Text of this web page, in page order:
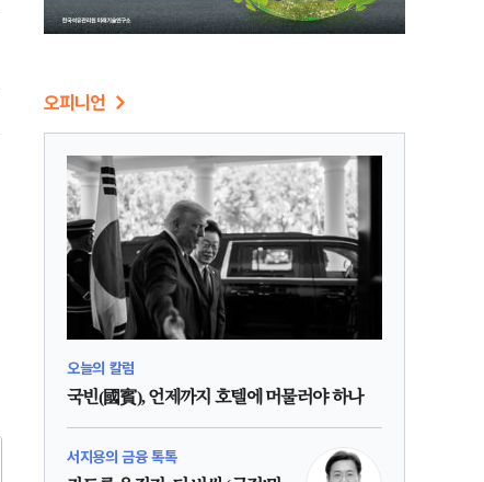
오피니언
오늘의 칼럼
국빈(國賓), 언제까지 호텔에 머물러야 하나
서지용의 금융 톡톡